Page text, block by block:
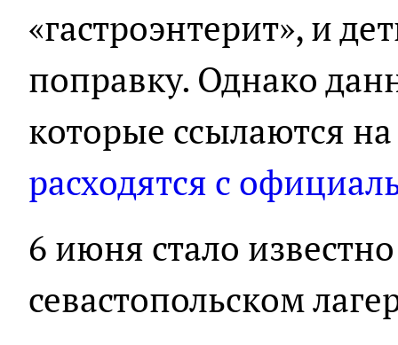
«гастроэнтерит», и
поправку. Однако
которые ссылаются
расходятся с
6 июня стало
севастопольском